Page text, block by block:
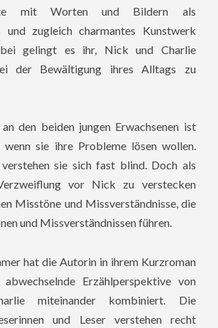
mit Worten und Bildern als
und zugleich charmantes Kunstwerk
gelingt es ihr, Nick und Charlie
der Bewältigung ihres Alltags zu
den beiden jungen Erwachsenen ist
wenn sie ihre Probleme lösen wollen.
sie sich fast blind. Doch als
vor Nick zu verstecken
Misstöne und Missverständnisse, die
und Missverständnissen führen.
hat die Autorin in ihrem Kurzroman
Erzählperspektive von
miteinander kombiniert. Die
und Leser verstehen recht